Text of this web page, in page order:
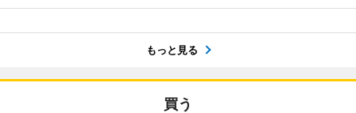
もっと見る
買う